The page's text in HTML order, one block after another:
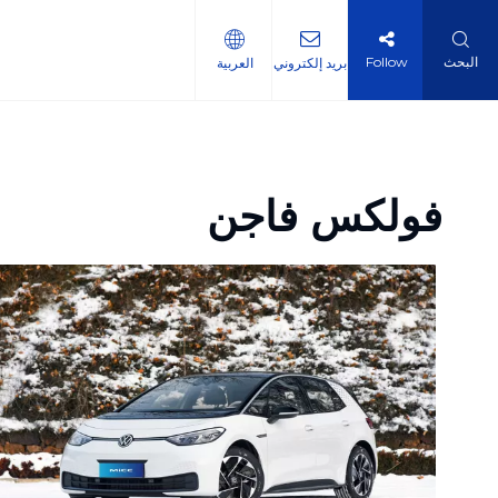
العربية بريد إلكتروني Follow البحث
فولكس فاجن